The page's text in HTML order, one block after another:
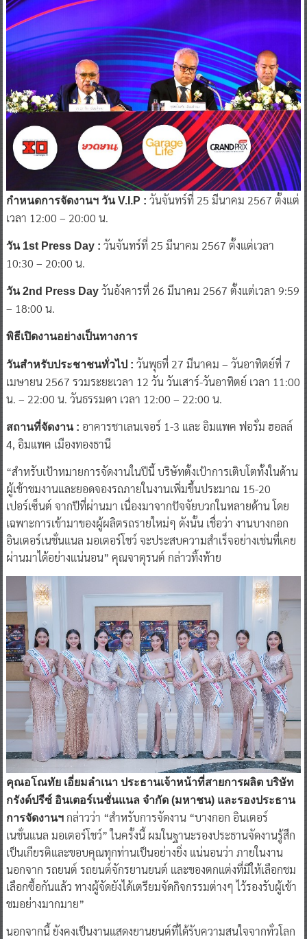
กำหนดการจัดงานฯ วัน V.I.P : วันจันทร์ที่ 25 มีนาคม 2567 ตั้งแต่
เวลา 12:00 – 20:00 น.
วัน 1st Press Day : วันจันทร์ที่ 25 มีนาคม 2567 ตั้งแต่เวลา
10:30 – 20:00 น.
วัน 2nd Press Dayวันอังคารที่ 26 มีนาคม 2567 ตั้งแต่เวลา 9:59
– 18:00 น.
พิธีเปิดงานอย่างเป็นทางการ
วันสำหรับประชาชนทั่วไป : วันพุธที่ 27 มีนาคม – วันอาทิตย์ที่ 7
เมษายน 2567 รวมระยะเวลา 12 วัน วันเสาร์-วันอาทิตย์ เวลา 11:00
น. – 22:00 น. วันธรรมดา เวลา 12:00 – 22:00 น.
สถานที่จัดงาน : อาคารชาเลนเจอร์ 1-3 และ อิมแพค ฟอรั่ม ฮอลล์
4, อิมแพค เมืองทองธานี
“สำหรับเป้าหมายการจัดงานในปีนี้ บริษัทตั้งเป้าการเติบโตทั้งในด้าน
ผู้เข้าชมงานและยอดจองรถภายในงานเพิ่มขึ้นประมาณ 15-20
เปอร์เซ็นต์ จากปีที่ผ่านมา เนื่องมาจากปัจจัยบวกในหลายด้าน โดย
เฉพาะการเข้ามาของผู้ผลิตรถรายใหม่ๆ ดังนั้น เชื่อว่า งานบางกอก
อินเตอร์เนชั่นแนล มอเตอร์โชว์ จะประสบความสำเร็จอย่างเช่นที่เคย
ผ่านมาได้อย่างแน่นอน” คุณจาตุรนต์ กล่าวทิ้งท้าย
คุณอโณทัย เอี่ยมลำเนา ประธานเจ้าหน้าที่สายการผลิต บริษัท
กรังด์ปรีซ์ อินเตอร์เนชั่นแนล จำกัด (มหาชน) และรองประธาน
การจัดงานฯกล่าวว่า “สำหรับการจัดงาน “บางกอก อินเตอร์
เนชั่นแนล มอเตอร์โชว์” ในครั้งนี้ ผมในฐานะรองประธานจัดงานรู้สึก
เป็นเกียรติและขอบคุณทุกท่านเป็นอย่างยิ่ง แน่นอนว่า ภายในงาน
นอกจาก รถยนต์ รถยนต์จักรยานยนต์ และของตกแต่งที่มีให้เลือกชม
เลือกซื้อกันแล้ว ทางผู้จัดยังได้เตรียมจัดกิจกรรมต่างๆ ไว้รองรับผู้เข้า
ชมอย่างมากมาย”
นอกจากนี้ ยังคงเป็นงานแสดงยานยนต์ที่ได้รับความสนใจจากทั่วโลก